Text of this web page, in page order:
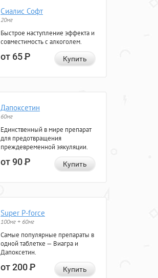
Сиалис Софт
20мг
Быстрое наступление эффекта и
совместимость с алкоголем.
от 65Р Купить
Дапоксетин
60мг
Единственный в мире препарат
для предотвращения
преждевременной эякуляции.
от 90Р Купить
Super P-force
100мг + 60мг
Самые популярные препараты в
одной таблетке — Виагра и
Дапоксетин.
от 200Р Купить